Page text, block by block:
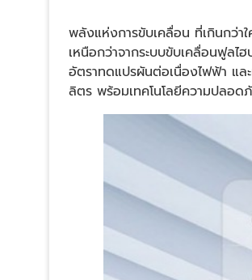
พลังแห่งการขับเคลื่อน ที่เกินกว่าใ
เหนือกว่าจากระบบขับเคลื่อนฟูล
อัตราทดแปรผันต่อเนื่องไฟฟ้า แล
ลิตร พร้อมเทคโนโลยีความปลอด